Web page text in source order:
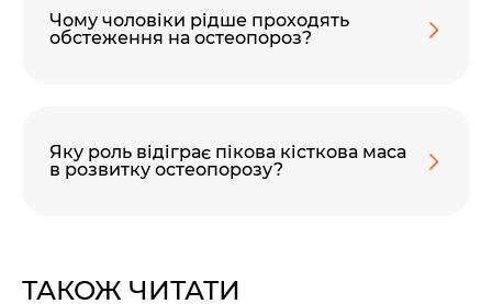
Чому чоловіки рідше проходять
обстеження на остеопороз?
Яку роль відіграє пікова кісткова маса
в розвитку остеопорозу?
ТАКОЖ ЧИТАТИ